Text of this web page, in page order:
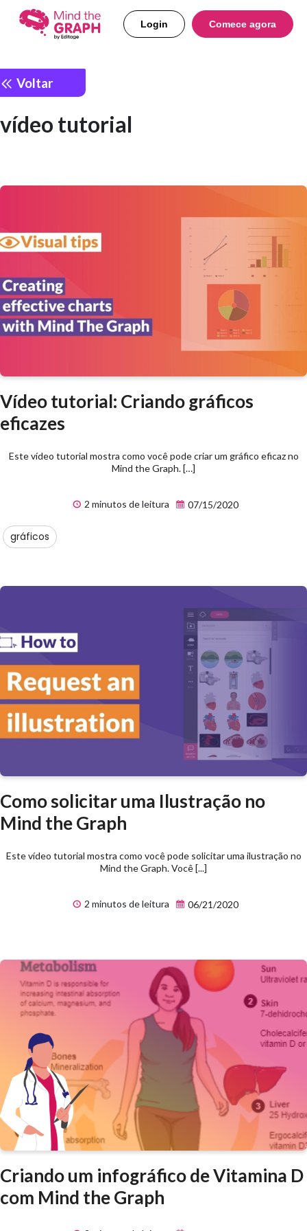
Login Comece agora
Voltar
vídeo tutorial
Vídeo tutorial: Criando gráficos
eficazes
Este vídeo tutorial mostra como você pode criar um gráfico eficaz no
Mind the Graph. […]
2 minutos de leitura 07/15/2020
gráficos
Como solicitar uma Ilustração no
Mind the Graph
Este vídeo tutorial mostra como você pode solicitar uma ilustração no
Mind the Graph. Você [...]
2 minutos de leitura 06/21/2020
Criando um infográfico de Vitamina D
com Mind the Graph